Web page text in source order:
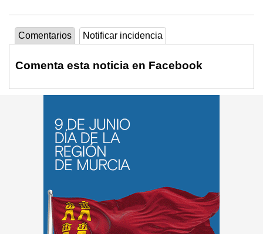
Comentarios Notificar incidencia
Comenta esta noticia en Facebook